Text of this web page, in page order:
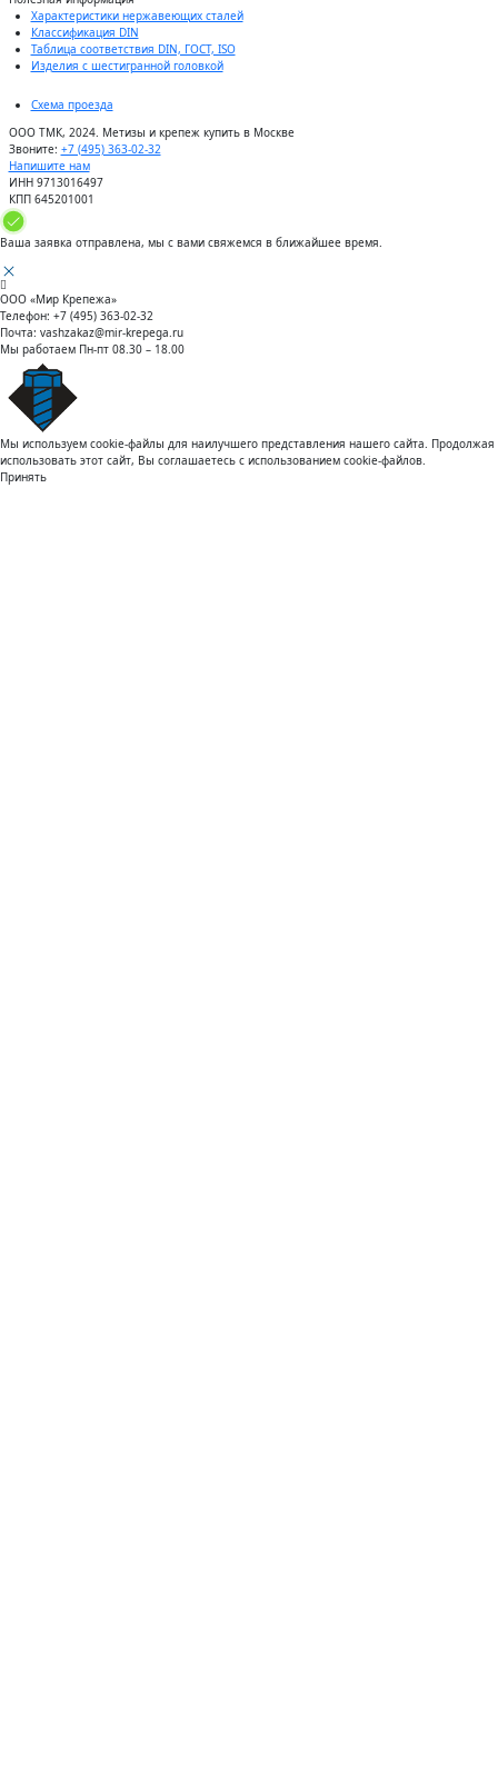
Характеристики нержавеющих сталей
Классификация DIN
Таблица соответствия DIN, ГОСТ, ISO
Изделия с шестигранной головкой
Схема проезда
ООО ТМК, 2024. Метизы и крепеж купить в Москве
Звоните: +7 (495) 363-02-32
Напишите нам
ИНН 9713016497
КПП 645201001
Ваша заявка отправлена, мы с вами свяжемся в ближайшее время.
ООО «Мир Крепежа»
Телефон: +7 (495) 363-02-32
Почта: vashzakaz@mir-krepega.ru
Мы работаем Пн-пт 08.30 – 18.00
Мы используем cookie-файлы для наилучшего представления нашего сайта. Продолжая
использовать этот сайт, Вы соглашаетесь с использованием cookie-файлов.
Принять